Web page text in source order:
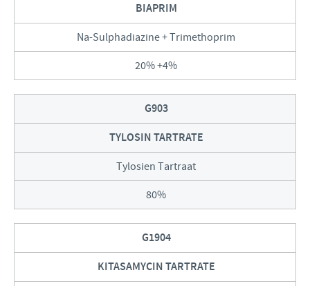
BIAPRIM
Na-Sulphadiazine + Trimethoprim
20% +4%
G903
TYLOSIN TARTRATE
Tylosien Tartraat
80%
G1904
KITASAMYCIN TARTRATE